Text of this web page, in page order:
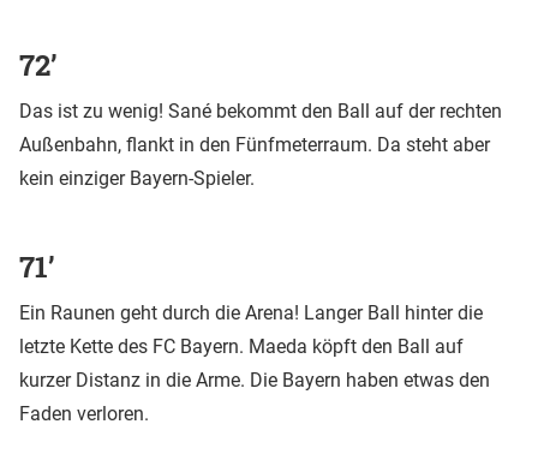
72’
Das ist zu wenig! Sané bekommt den Ball auf der rechten
Außenbahn, flankt in den Fünfmeterraum. Da steht aber
kein einziger Bayern-Spieler.
71’
Ein Raunen geht durch die Arena! Langer Ball hinter die
letzte Kette des FC Bayern. Maeda köpft den Ball auf
kurzer Distanz in die Arme. Die Bayern haben etwas den
Faden verloren.